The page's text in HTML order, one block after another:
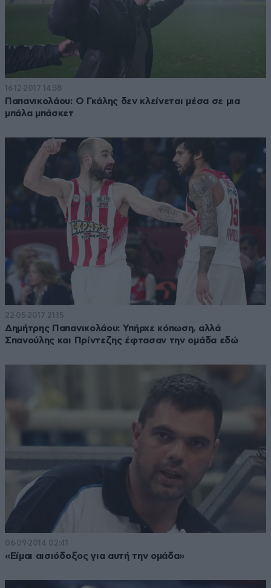
16·12·2017 14:38
Παπανικολάου: Ο Γκάλης δεν κλείνεται μέσα σε μια
μπάλα μπάσκετ
22·05·2017 21:15
Δημήτρης Παπανικολάου: Υπήρχε κόπωση, αλλά
Σπανούλης και Πρίντεζης έφτασαν την ομάδα εδώ
06·09·2014 02:41
«Είμαι αισιόδοξος για αυτή την ομάδα»